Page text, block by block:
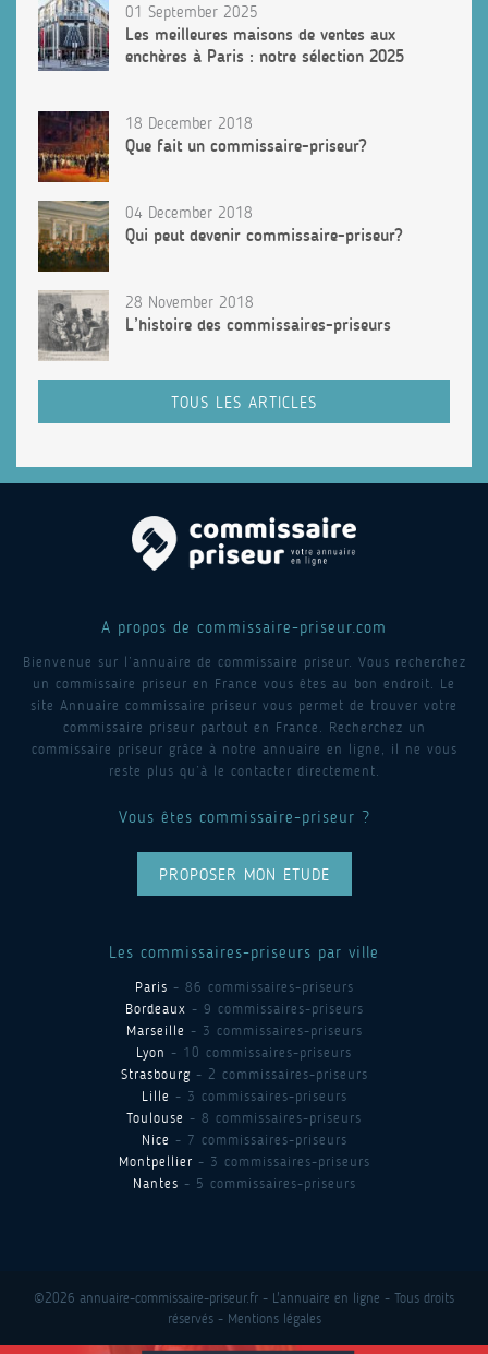
01 September 2025
Les meilleures maisons de ventes aux
enchères à Paris : notre sélection 2025
18 December 2018
Que fait un commissaire-priseur?
04 December 2018
Qui peut devenir commissaire-priseur?
28 November 2018
L’histoire des commissaires-priseurs
TOUS LES ARTICLES
A propos de commissaire-priseur.com
Bienvenue sur l’annuaire de commissaire priseur. Vous recherchez
un commissaire priseur en France vous êtes au bon endroit. Le
site Annuaire commissaire priseur vous permet de trouver votre
commissaire priseur partout en France. Recherchez un
commissaire priseur grâce à notre annuaire en ligne, il ne vous
reste plus qu’à le contacter directement.
Vous êtes commissaire-priseur ?
PROPOSER MON ETUDE
Les commissaires-priseurs par ville
Paris - 86 commissaires-priseurs
Bordeaux - 9 commissaires-priseurs
Marseille - 3 commissaires-priseurs
Lyon - 10 commissaires-priseurs
Strasbourg - 2 commissaires-priseurs
Lille - 3 commissaires-priseurs
Toulouse - 8 commissaires-priseurs
Nice - 7 commissaires-priseurs
Montpellier - 3 commissaires-priseurs
Nantes - 5 commissaires-priseurs
©2026 annuaire-commissaire-priseur.fr - L'annuaire en ligne - Tous droits
réservés - Mentions légales